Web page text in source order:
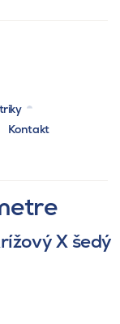
Kontakt
X šedý